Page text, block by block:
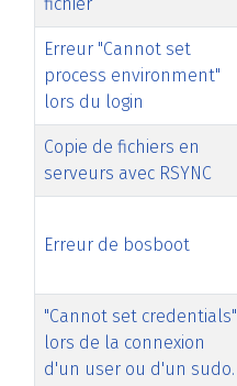
Erreur "Cannot set
process environment"
lors du login
Copie de fichiers en
serveurs avec RSYNC
Erreur de bosboot
"Cannot set credentials"
lors de la connexion
d'un user ou d'un sudo.